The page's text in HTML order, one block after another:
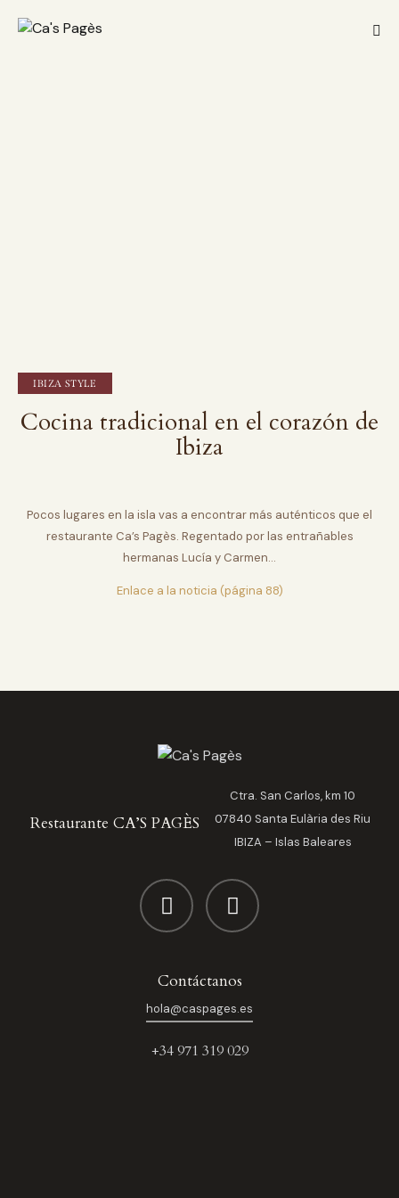
IBIZA STYLE
Cocina tradicional en el corazón de
Ibiza
Pocos lugares en la isla vas a encontrar más auténticos que el
restaurante Ca’s Pagès. Regentado por las entrañables
hermanas Lucía y Carmen…
Enlace a la noticia (página 88)
Restaurante CA’S PAGÈS
Ctra. San Carlos, km 10
07840 Santa Eulària des Riu
IBIZA – Islas Baleares
Contáctanos
hola@caspages.es
+34 971 319 029